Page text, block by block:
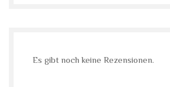
Es gibt noch keine Rezensionen.